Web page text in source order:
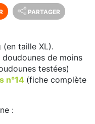
PARTAGER
(en taille XL).
de moins
testées)
n°14 (fiche complète
: